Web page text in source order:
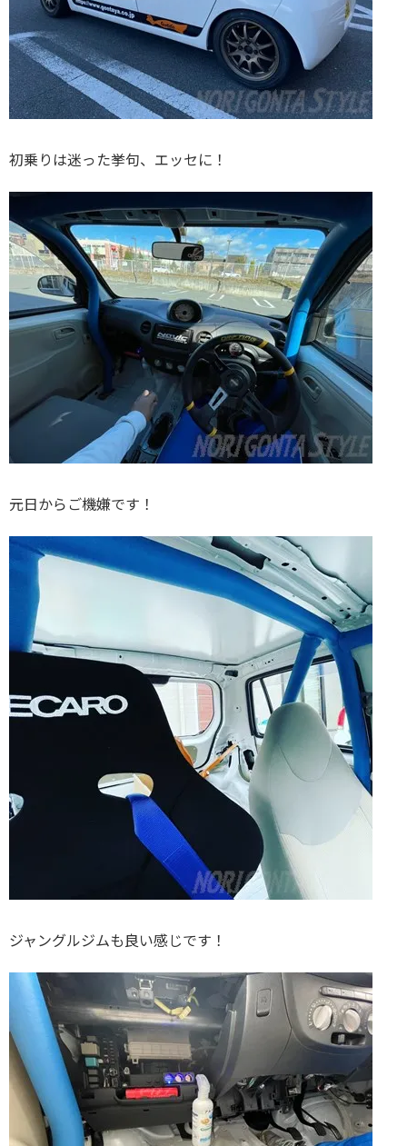
初乗りは迷った挙句、エッセに！
元日からご機嫌です！
ジャングルジムも良い感じです！